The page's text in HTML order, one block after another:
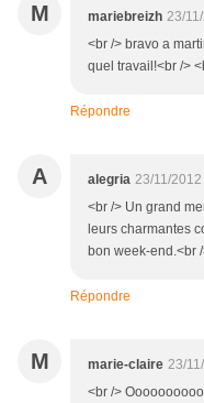
M mariebreizh 23/
<br /> bravo a
quel travail!<br />
Répondre
A alegria 23/11/
<br /> Un grand
leurs charmantes
bon week-end.<br
Répondre
M marie-claire 23/
<br />